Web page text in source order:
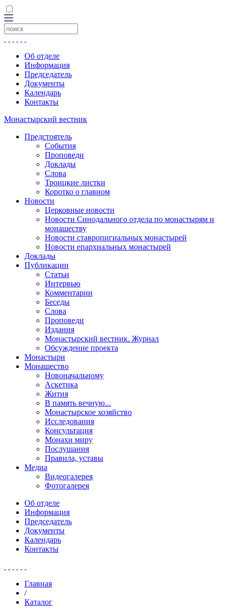
Об отделе
Информация
Председатель
Документы
Календарь
Контакты
Монастырский вестник
Предстоятель
События
Проповеди
Доклады
Слова
Троицкие листки
Коротко о главном
Новости
Церковные новости
Новости Синодального отдела по монастырям и
монашеству
Новости ставропигиальных монастырей
Новости епархиальных монастырей
Доклады
Публикации
Статьи
Интервью
Комментарии
Беседы
Слова
Проповеди
Издания
Монастырский вестник. Журнал
Обсуждение проекта
Монастыри
Монашество
Новоначальному
Аскетика
Жития
В память вечную...
Монастырское хозяйство
Исследования
Консультация
Монахи миру
Послушания
Правила, уставы
Медиа
Видеогалерея
Фотогалерея
Об отделе
Информация
Председатель
Документы
Календарь
Контакты
Главная
/
Каталог